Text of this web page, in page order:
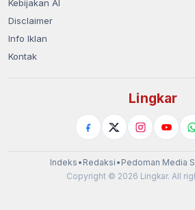
Kebijakan AI
Disclaimer
Info Iklan
Kontak
Lingkar
Indeks • Redaksi • Pedoman Media
Copyright © 2026 Lingkar. All